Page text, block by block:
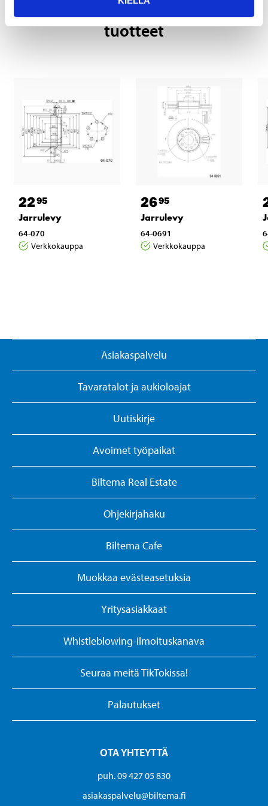
Tähän tuotteeseen liittyvät
tuotteet
2295
Jarrulevy
64-070
Verkkokauppa
2695
Jarrulevy
64-0691
Verkkokauppa
Asiakaspalvelu
Tavaratalot ja aukioloajat
Uutiskirje
Avoimet työpaikat
Biltema Real Estate
Ohjekirjahaku
Biltema Cafe
Muokkaa evästeasetuksia
Yritysasiakkaat
Whistleblowing-ilmoituskanava
Seuraa meitä TikTokissa!
Palautukset
OTA YHTEYTTÄ
puh. 09 427 05 830
asiakaspalvelu@biltema.fi